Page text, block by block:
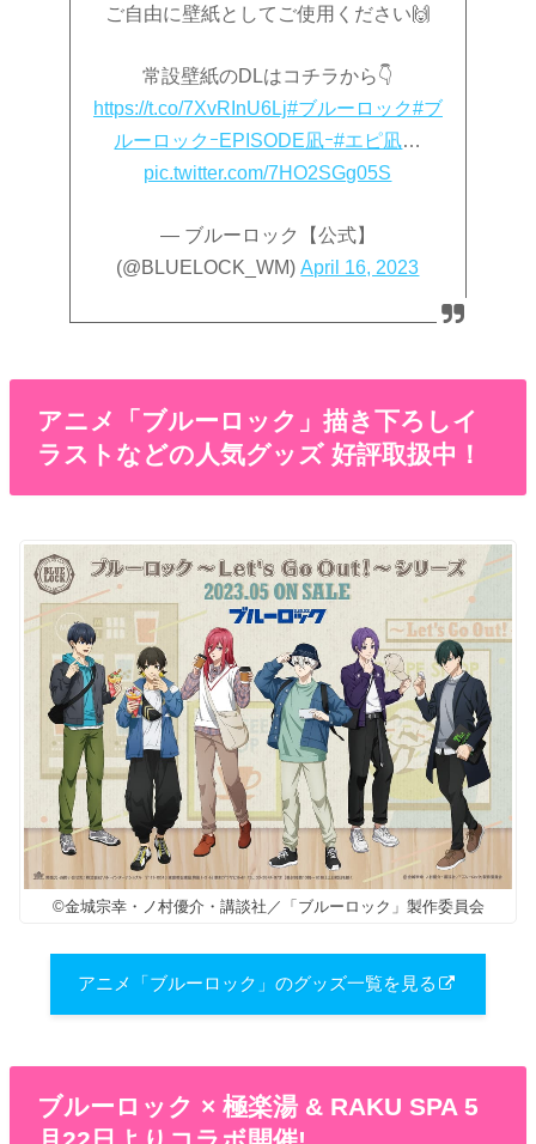
ご自由に壁紙としてご使用ください🙌
常設壁紙のDLはコチラから👇
https://t.co/7XvRInU6Lj#ブルーロック#ブ
ルーロックｰEPISODE凪ｰ#エピ凪…
pic.twitter.com/7HO2SGg05S
— ブルーロック【公式】
(@BLUELOCK_WM)April 16, 2023
アニメ「ブルーロック」描き下ろしイ
ラストなどの人気グッズ 好評取扱中！
©金城宗幸・ノ村優介・講談社／「ブルーロック」製作委員会
アニメ「ブルーロック」のグッズ一覧を見る
ブルーロック × 極楽湯 & RAKU SPA 5